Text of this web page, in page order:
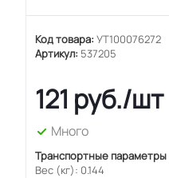
Код товара: УТ100076272
Артикул: 537205
121 руб./шт
Много
Транспортные параметры
Вес (кг): 0.144